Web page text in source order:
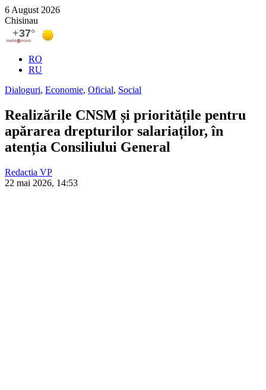
6 August 2026
Chisinau
RO
RU
Dialoguri, Economie, Oficial, Social
Realizările CNSM și prioritățile pentru
apărarea drepturilor salariaților, în
atenția Consiliului General
Redactia VP
22 mai 2026, 14:53